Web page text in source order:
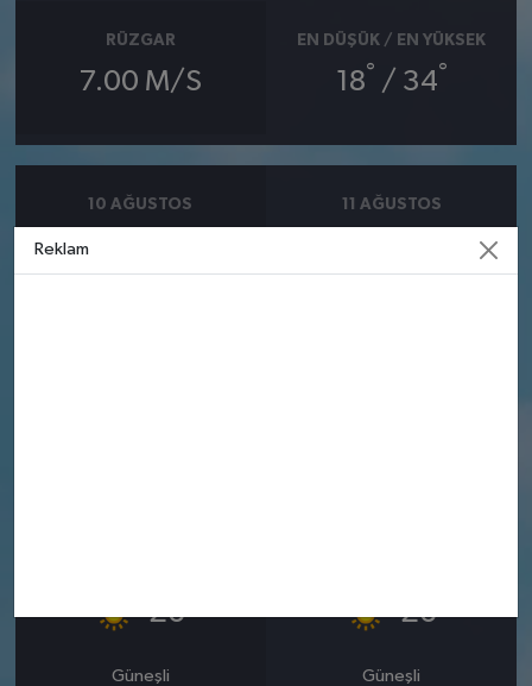
RÜZGAR
7.00 M/S
EN DÜŞÜK / EN YÜKSEK
18° / 34°
10 AĞUSTOS 11 AĞUSTOS
26
Güneşli
26
Güneşli
Reklam